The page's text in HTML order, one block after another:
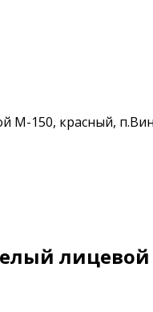
М-150, красный,